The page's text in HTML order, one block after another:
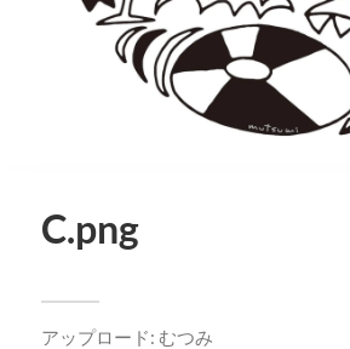
C.png
アップロード: むつみ